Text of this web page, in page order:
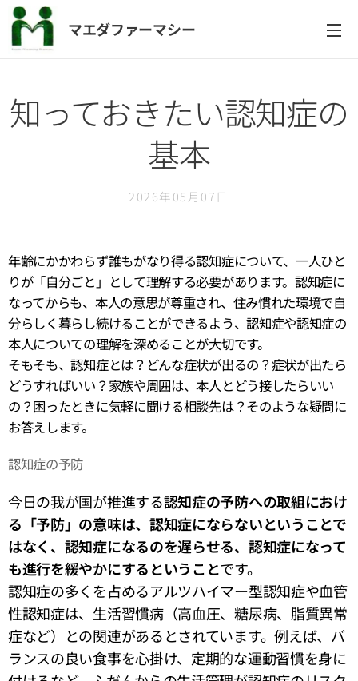
マエダファーマシー
知っておきたい認知症の
基本
2026年05月07日
年齢にかかわらず誰もがなり得る認知症について、一人ひと
りが「自分ごと」として理解する必要があります。認知症に
なってからも、本人の意思が尊重され、住み慣れた環境で自
分らしく暮らし続けることができるよう、認知症や認知症の
本人についての理解を深めることが大切です。
そもそも、認知症とは？どんな症状が出るの？症状が出たら
どうすればいい？家族や周囲は、本人とどう接したらいい
の？困ったときに気軽に聞ける相談先は？そのような疑問に
お答えします。
認知症の予防
今日の我が国が推進する認知症の予防への取組におけ
る「予防」の意味は、認知症にならないということで
はなく、認知症になるのを遅らせる、認知症になって
も進行を緩やかにするということです。
認知症の多くを占めるアルツハイマー型認知症や血管
性認知症は、生活習慣病（高血圧、糖尿病、脂質異常
症など）との関連があるとされています。例えば、バ
ランスの良い食事を心掛け、定期的な運動習慣を身に